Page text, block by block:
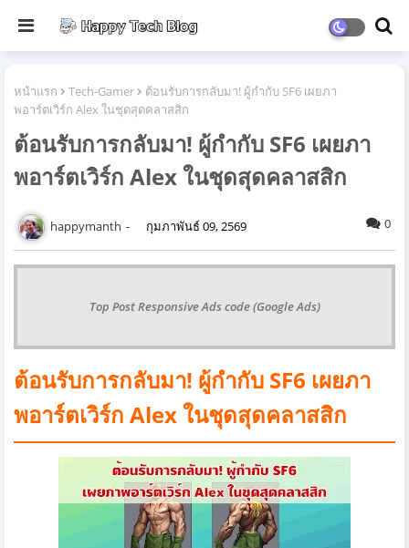
หน้าแรก Tech-Gamer
ต้อนรับการกลับมา! ผู้กำกับ SF6 เผยภา
พอาร์ตเวิร์ก Alex ในชุดสุดคลาสสิก
ต้อนรับการกลับมา! ผู้กำกับ SF6 เผยภา
พอาร์ตเวิร์ก Alex ในชุดสุดคลาสสิก
happymanth กุมภาพันธ์ 09, 2569 0
Top Post Responsive Ads code (Google Ads)
ต้อนรับการกลับมา! ผู้กำกับ SF6 เผยภา
พอาร์ตเวิร์ก Alex ในชุดสุดคลาสสิก